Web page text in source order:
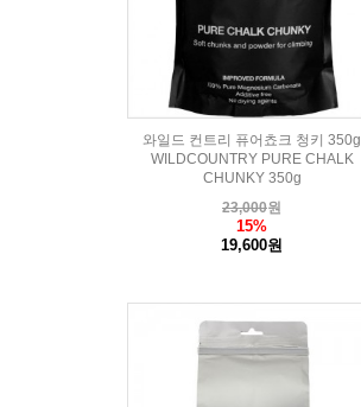
와일드 컨트리 퓨어쵸크 청키 350g
WILDCOUNTRY PURE CHALK
CHUNKY 350g
23,000원
15%
19,600원